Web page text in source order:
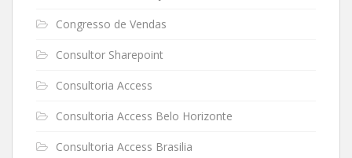
Congresso de Vendas
Consultor Sharepoint
Consultoria Access
Consultoria Access Belo Horizonte
Consultoria Access Brasilia